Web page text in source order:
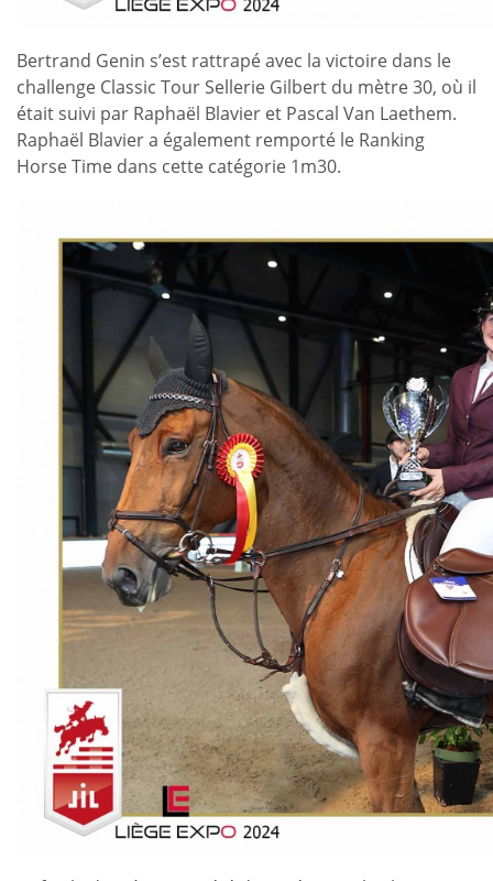
Bertrand Genin s’est rattrapé avec la victoire dans le
challenge Classic Tour Sellerie Gilbert du mètre 30, où il
était suivi par Raphaël Blavier et Pascal Van Laethem.
Raphaël Blavier a également remporté le Ranking
Horse Time dans cette catégorie 1m30.